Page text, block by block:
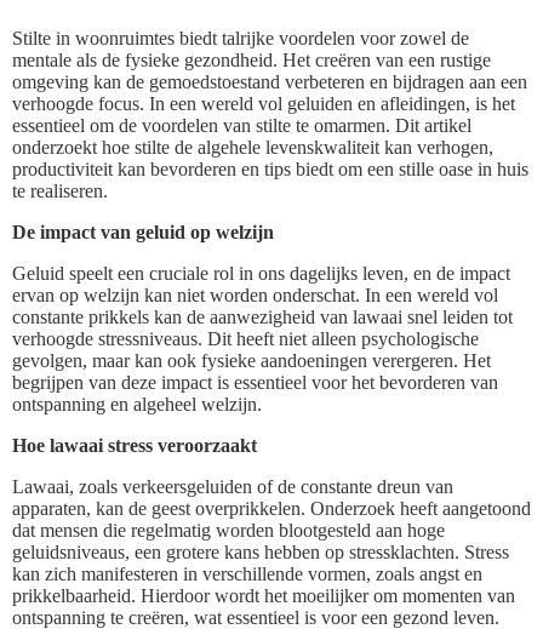
Stilte in woonruimtes biedt talrijke voordelen voor zowel de
mentale als de fysieke gezondheid. Het creëren van een rustige
omgeving kan de gemoedstoestand verbeteren en bijdragen aan een
verhoogde focus. In een wereld vol geluiden en afleidingen, is het
essentieel om de voordelen van stilte te omarmen. Dit artikel
onderzoekt hoe stilte de algehele levenskwaliteit kan verhogen,
productiviteit kan bevorderen en tips biedt om een stille oase in huis
te realiseren.
De impact van geluid op welzijn
Geluid speelt een cruciale rol in ons dagelijks leven, en de impact
ervan op welzijn kan niet worden onderschat. In een wereld vol
constante prikkels kan de aanwezigheid van lawaai snel leiden tot
verhoogde stressniveaus. Dit heeft niet alleen psychologische
gevolgen, maar kan ook fysieke aandoeningen verergeren. Het
begrijpen van deze impact is essentieel voor het bevorderen van
ontspanning en algeheel welzijn.
Hoe lawaai stress veroorzaakt
Lawaai, zoals verkeersgeluiden of de constante dreun van
apparaten, kan de geest overprikkelen. Onderzoek heeft aangetoond
dat mensen die regelmatig worden blootgesteld aan hoge
geluidsniveaus, een grotere kans hebben op stressklachten. Stress
kan zich manifesteren in verschillende vormen, zoals angst en
prikkelbaarheid. Hierdoor wordt het moeilijker om momenten van
ontspanning te creëren, wat essentieel is voor een gezond leven.